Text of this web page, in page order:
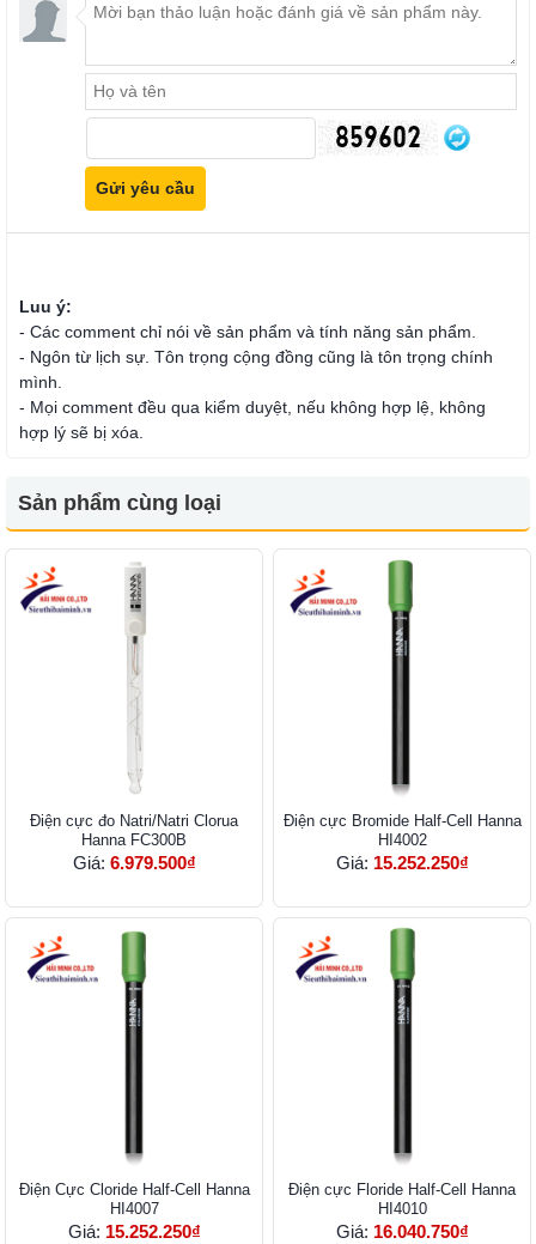
Luu ý:
- Các comment chỉ nói về sản phẩm và tính năng sản phẩm.
- Ngôn từ lịch sự. Tôn trọng cộng đồng cũng là tôn trọng chính
mình.
- Mọi comment đều qua kiểm duyệt, nếu không hợp lệ, không
hợp lý sẽ bị xóa.
Sản phẩm cùng loại
Điện cực đo Natri/Natri Clorua
Hanna FC300B
Giá: 6.979.500₫
Điện cực Bromide Half-Cell Hanna
HI4002
Giá: 15.252.250₫
Điện Cực Cloride Half-Cell Hanna
HI4007
Giá: 15.252.250₫
Điện cực Floride Half-Cell Hanna
HI4010
Giá: 16.040.750₫